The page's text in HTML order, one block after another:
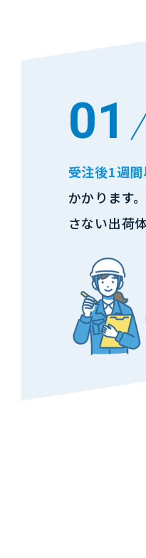
01
受注後1週
かかります。
さない出荷